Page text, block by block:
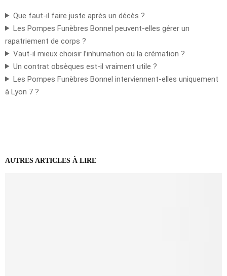
Que faut-il faire juste après un décès ?
Les Pompes Funèbres Bonnel peuvent-elles gérer un
rapatriement de corps ?
Vaut-il mieux choisir l’inhumation ou la crémation ?
Un contrat obsèques est-il vraiment utile ?
Les Pompes Funèbres Bonnel interviennent-elles uniquement
à Lyon 7 ?
AUTRES ARTICLES À LIRE